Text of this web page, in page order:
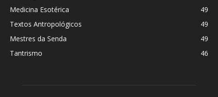
Medicina Esotérica
49
Textos Antropológicos
49
Mestres da Senda
49
Tantrismo
46